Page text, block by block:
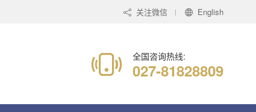
关注微信 English
全国咨询热线:
027-81828809